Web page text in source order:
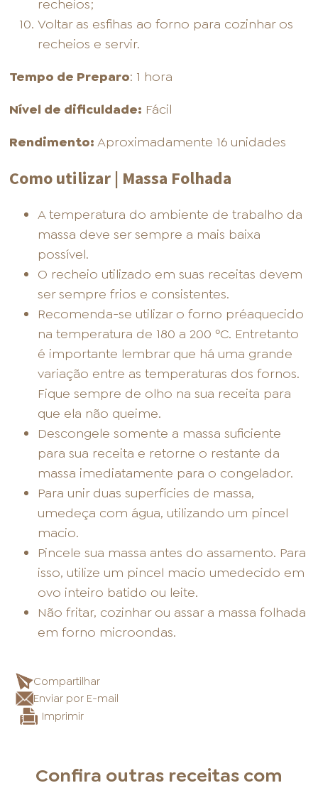
recheios;
Voltar as esfihas ao forno para cozinhar os
recheios e servir.
Tempo de Preparo: 1 hora
Nível de dificuldade: Fácil
Rendimento: Aproximadamente 16 unidades
Como utilizar | Massa Folhada
A temperatura do ambiente de trabalho da
massa deve ser sempre a mais baixa
possível.
O recheio utilizado em suas receitas devem
ser sempre frios e consistentes.
Recomenda-se utilizar o forno préaquecido
na temperatura de 180 a 200 ºC. Entretanto
é importante lembrar que há uma grande
variação entre as temperaturas dos fornos.
Fique sempre de olho na sua receita para
que ela não queime.
Descongele somente a massa suficiente
para sua receita e retorne o restante da
massa imediatamente para o congelador.
Para unir duas superfícies de massa,
umedeça com água, utilizando um pincel
macio.
Pincele sua massa antes do assamento. Para
isso, utilize um pincel macio umedecido em
ovo inteiro batido ou leite.
Não fritar, cozinhar ou assar a massa folhada
em forno microondas.
Compartilhar
Enviar por E-mail
Imprimir
Confira outras receitas com